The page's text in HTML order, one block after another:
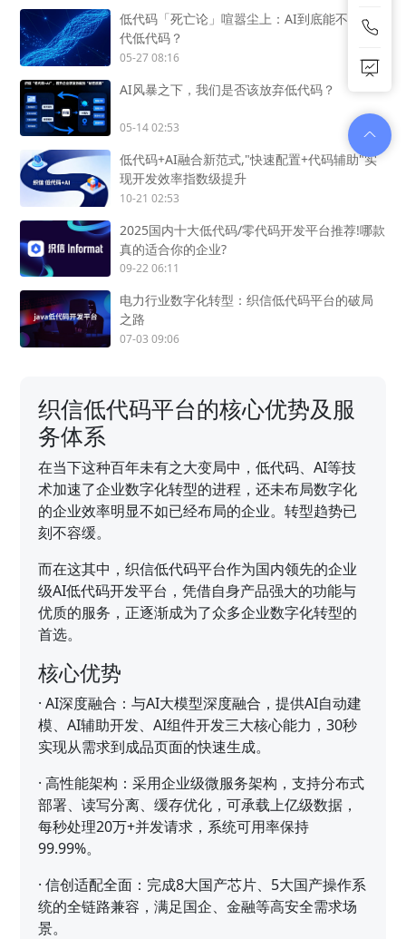
低代码「死亡论」喧嚣尘上：AI到底能不能替
代低代码？
05-27 08:16
AI风暴之下，我们是否该放弃低代码？
05-14 02:53
低代码+AI融合新范式,"快速配置+代码辅助"实
现开发效率指数级提升
10-21 02:53
2025国内十大低代码/零代码开发平台推荐!哪款
真的适合你的企业?
09-22 06:11
电力行业数字化转型：织信低代码平台的破局
之路
07-03 09:06
织信低代码平台的核心优势及服
务体系
在当下这种百年未有之大变局中，低代码、AI等技
术加速了企业数字化转型的进程，还未布局数字化
的企业效率明显不如已经布局的企业。转型趋势已
刻不容缓。
而在这其中，织信低代码平台作为国内领先的企业
级AI低代码开发平台，凭借自身产品强大的功能与
优质的服务，正逐渐成为了众多企业数字化转型的
首选。
核心优势
·AI深度融合：与AI大模型深度融合，提供AI自动建
模、AI辅助开发、AI组件开发三大核心能力，30秒
实现从需求到成品页面的快速生成。
·高性能架构：采用企业级微服务架构，支持分布式
部署、读写分离、缓存优化，可承载上亿级数据，
每秒处理20万+并发请求，系统可用率保持
99.99%。
·信创适配全面：完成8大国产芯片、5大国产操作系
统的全链路兼容，满足国企、金融等高安全需求场
景。